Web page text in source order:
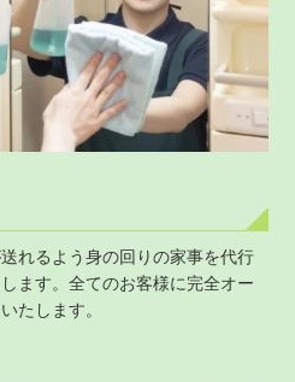
れるよう身の回りの家事を代行
ます。全てのお客様に完全オー
たします。